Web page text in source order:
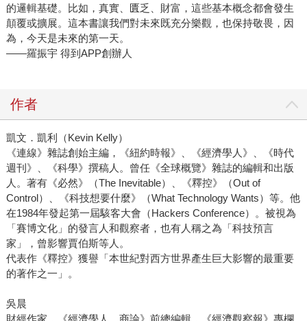
的邏輯基礎。比如，真實、匱乏、財富，這些基本概念都會發生
顛覆或擴展。這本書讓我們對未來既充分樂觀，也保持敬畏，因
為，今天是未來的第一天。
——羅振宇 得到APP創辦人
作者
凱文．凱利（Kevin Kelly）
《連線》雜誌創始主編，《紐約時報》、《經濟學人》、《時代
週刊》、《科學》撰稿人。曾任《全球概覽》雜誌的編輯和出版
人。著有《必然》（The Inevitable）、《釋控》（Out of
Control）、《科技想要什麼》（What Technology Wants）等。他
在1984年發起第一屆駭客大會（Hackers Conference）。被視為
「賽博文化」的發言人和觀察者，也有人稱之為「科技預言
家」，曾影響賈伯斯等人。
代表作《釋控》獲譽「本世紀對西方世界產生巨大影響的最重要
的著作之一」。
吳晨
財經作家，《經濟學人．商論》前總編輯，《經濟觀察報》專欄